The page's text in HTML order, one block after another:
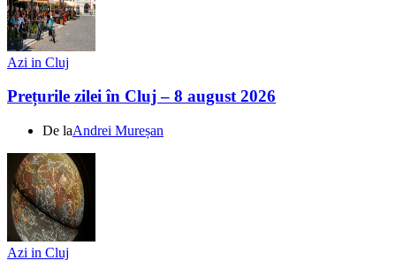
Azi in Cluj
Prețurile zilei în Cluj – 8 august 2026
De laAndrei Mureșan
Azi in Cluj